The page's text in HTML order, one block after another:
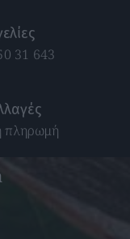
31 643
πληρωμή